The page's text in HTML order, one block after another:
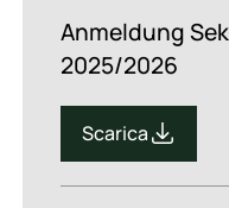
Anmeldung
2025/2026
Scarica
Scarica